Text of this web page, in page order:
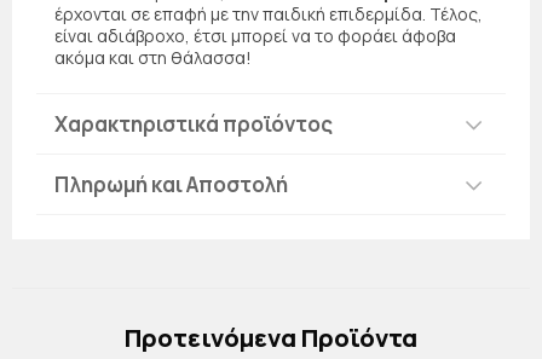
έρχονται σε επαφή με την παιδική επιδερμίδα. Τέλος,
είναι αδιάβροχο, έτσι μπορεί να το φοράει άφοβα
ακόμα και στη θάλασσα!
Χαρακτηριστικά προϊόντος
Πληρωμή και Αποστολή
Πρoτεινόμενα Προϊόντα